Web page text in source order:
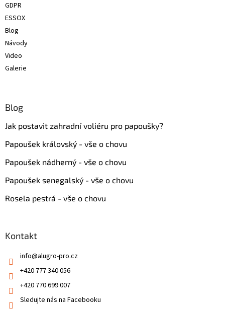
GDPR
ESSOX
Blog
Návody
Video
Galerie
Blog
Jak postavit zahradní voliéru pro papoušky?
Papoušek královský - vše o chovu
Papoušek nádherný - vše o chovu
Papoušek senegalský - vše o chovu
Rosela pestrá - vše o chovu
Kontakt
info@alugro-pro.cz
+420 777 340 056
+420 770 699 007
Sledujte nás na Facebooku